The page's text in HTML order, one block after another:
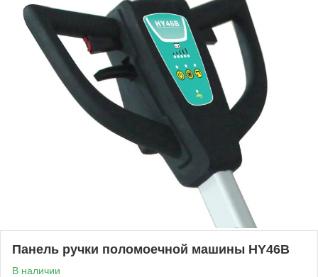
Панель ручки поломоечной машины HY46В
В наличии